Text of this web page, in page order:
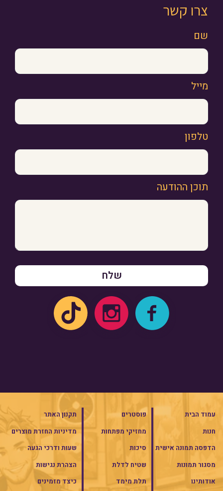
צרו קשר
שם
מייל
טלפון
תוכן ההודעה
עמוד הבית
חנות
הדפסה תמונה אישית
מסגור תמונות
אודותינו
פוסטרים
מחזיקי מפתחות
סיכות
שטיח לדלת
תלת מימד
תקנון האתר
מדיניות החזרת מוצרים
שעות ודרכי הגעה
הצהרת נגישות
כיצד מזמינים